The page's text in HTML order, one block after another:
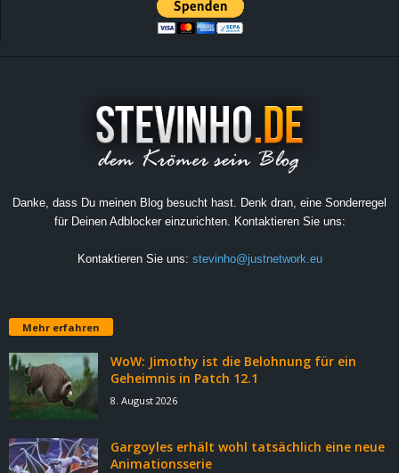
Danke, dass Du meinen Blog besucht hast. Denk dran, eine Sonderregel
für Deinen Adblocker einzurichten. Kontaktieren Sie uns:
Kontaktieren Sie uns: stevinho@justnetwork.eu
Mehr erfahren
WoW: Jimothy ist die Belohnung für ein
Geheimnis in Patch 12.1
8. August 2026
Gargoyles erhält wohl tatsächlich eine neue
Animationsserie